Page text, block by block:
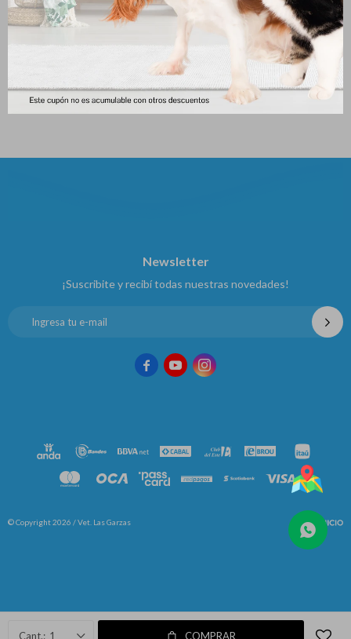
1 COMPRAR
Hills Perro I/d Digestive Care
Lata 156 Gr
Newsletter
¡Suscribite y recibí todas nuestras novedades!
  
© Copyright 2026 / Vet. Las Garzas
Fenicio